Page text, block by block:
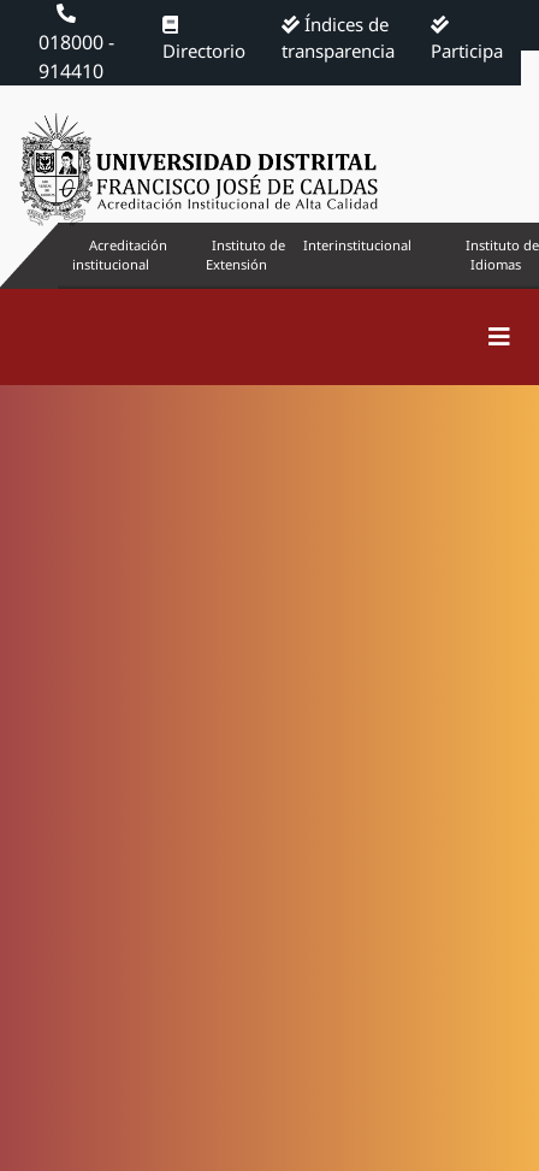
018000 -
914410
Directorio
Índices de
transparencia
Participa
Acreditación
institucional
Instituto de
Extensión
Interinstitucional
Instituto de
Idiomas